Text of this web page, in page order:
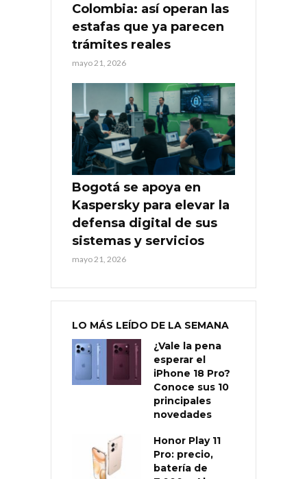
Colombia: así operan las
estafas que ya parecen
trámites reales
mayo 21, 2026
Bogotá se apoya en
Kaspersky para elevar la
defensa digital de sus
sistemas y servicios
mayo 21, 2026
LO MÁS LEÍDO DE LA SEMANA
¿Vale la pena
esperar el
iPhone 18 Pro?
Conoce sus 10
principales
novedades
Honor Play 11
Pro: precio,
batería de